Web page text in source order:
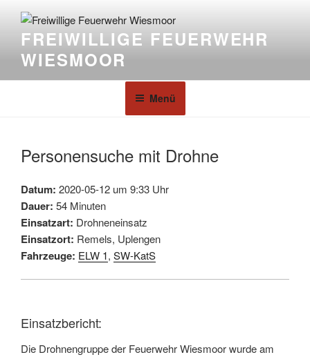
FREIWILLIGE FEUERWEHR
WIESMOOR
Menü
Personensuche mit Drohne
Datum: 2020-05-12 um 9:33 Uhr
Dauer: 54 Minuten
Einsatzart: Drohneneinsatz
Einsatzort: Remels, Uplengen
Fahrzeuge: ELW 1, SW-KatS
Einsatzbericht:
Die Drohnengruppe der Feuerwehr Wiesmoor wurde am